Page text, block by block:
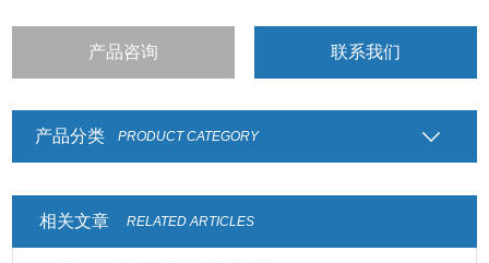
产品咨询 联系我们
产品分类 PRODUCT CATEGORY
相关文章 RELATED ARTICLES